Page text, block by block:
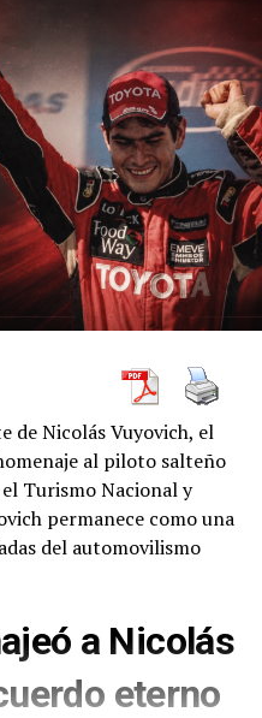
de Nicolás Vuyovich, el
al piloto salteño
Turismo Nacional y
permanece como una
del automovilismo
a Nicolás
eterno